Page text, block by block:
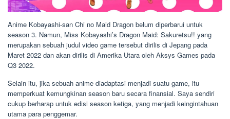
Anime Kobayashi-san Chi no Maid Dragon belum diperbarui untuk
season 3. Namun, Miss Kobayashi’s Dragon Maid: Sakuretsu!! yang
merupakan sebuah judul video game tersebut dirilis di Jepang pada
Maret 2022 dan akan dirilis di Amerika Utara oleh Aksys Games pada
Q3 2022.
Selain itu, jika sebuah anime diadaptasi menjadi suatu game, itu
memperkuat kemungkinan season baru secara finansial. Saya sendiri
cukup berharap untuk edisi season ketiga, yang menjadi keingintahuan
utama para penggemar.